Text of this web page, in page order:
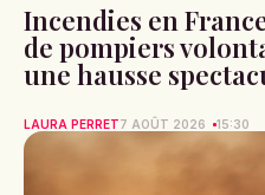
Incendies en
de pompiers
une hausse
LAURA PERRET7 AOÛT 2026 15:30